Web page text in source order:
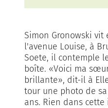
Simon Gronowski
l'avenue Louise, à
Soete, il contemple
boîte. «Voici ma
brillante», dit-il à
tour une photo de
ans. Rien dans cette